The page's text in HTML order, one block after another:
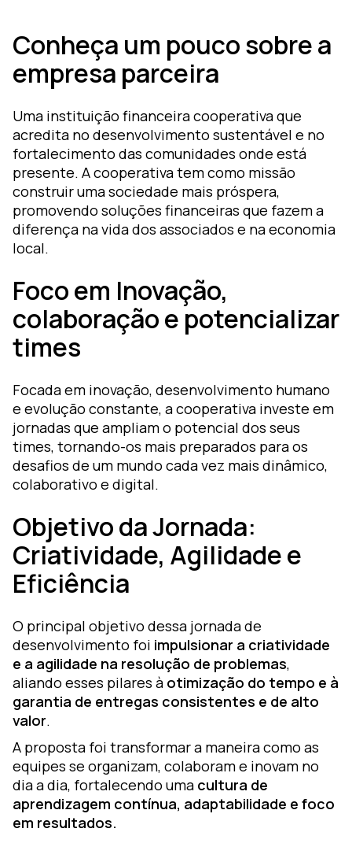
Conheça um pouco sobre a
empresa parceira
Uma instituição financeira cooperativa que
acredita no desenvolvimento sustentável e no
fortalecimento das comunidades onde está
presente. A cooperativa tem como missão
construir uma sociedade mais próspera,
promovendo soluções financeiras que fazem a
diferença na vida dos associados e na economia
local.
Foco em Inovação,
colaboração e potencializar
times
Focada em inovação, desenvolvimento humano
e evolução constante, a cooperativa investe em
jornadas que ampliam o potencial dos seus
times, tornando-os mais preparados para os
desafios de um mundo cada vez mais dinâmico,
colaborativo e digital.
Objetivo da Jornada:
Criatividade, Agilidade e
Eficiência
O principal objetivo dessa jornada de
desenvolvimento foi impulsionar a criatividade
e a agilidade na resolução de problemas,
aliando esses pilares à otimização do tempo e à
garantia de entregas consistentes e de alto
valor.
A proposta foi transformar a maneira como as
equipes se organizam, colaboram e inovam no
dia a dia, fortalecendo uma cultura de
aprendizagem contínua, adaptabilidade e foco
em resultados.